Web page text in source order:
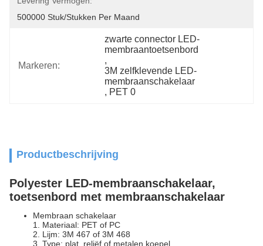
500000 Stuk/Stukken Per Maand
Markeren:
zwarte connector LED-
membraantoetsenbord
,
3M zelfklevende LED-
membraanschakelaar
, PET 0
Productbeschrijving
Polyester LED-membraanschakelaar,
toetsenbord met membraanschakelaar
Membraan schakelaar
1. Materiaal: PET of PC
2. Lijm: 3M 467 of 3M 468
3. Type: plat, reliëf of metalen koepel